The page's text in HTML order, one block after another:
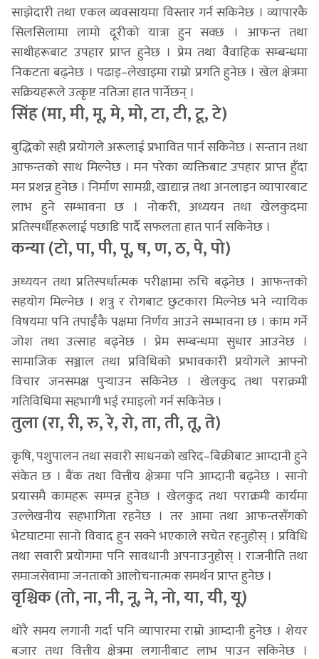
साझेदारी तथा एकल व्यवसायमा विस्तार गर्न सकिनेछ । व्यापारकै
सिलसिलामा लामो दूरीको यात्रा हुन सक्छ । आफन्त तथा
साथीहरूबाट उपहार प्राप्त हुनेछ । प्रेम तथा वैवाहिक सम्बन्धमा
निकटता बढ्नेछ । पढाइ–लेखाइमा राम्रो प्रगति हुनेछ । खेल क्षेत्रमा
सक्रियहरूले उत्कृष्ट नतिजा हात पार्नेछन् ।
सिंह (मा, मी, मू, मे, मो, टा, टी, टू, टे)
बुद्धिको सही प्रयोगले अरूलाई प्रभावित पार्न सकिनेछ । सन्तान तथा
आफन्तको साथ मिल्नेछ । मन परेका व्यक्तिबाट उपहार प्राप्त हुँदा
मन प्रशन्न हुनेछ । निर्माण सामग्री, खाद्यान्न तथा अनलाइन व्यापारबाट
लाभ हुने सम्भावना छ । नोकरी, अध्ययन तथा खेलकुदमा
प्रतिस्पर्धीहरूलाई पछाडि पार्दै सफलता हात पार्न सकिनेछ ।
कन्या (टो, पा, पी, पू, ष, ण, ठ, पे, पो)
अध्ययन तथा प्रतिस्पर्धात्मक परीक्षामा रुचि बढ्नेछ । आफन्तको
सहयोग मिल्नेछ । शत्रु र रोगबाट छुटकारा मिल्नेछ भने न्यायिक
विषयमा पनि तपाईँकै पक्षमा निर्णय आउने सम्भावना छ । काम गर्ने
जोश तथा उत्साह बढ्नेछ । प्रेम सम्बन्धमा सुधार आउनेछ ।
सामाजिक सञ्जाल तथा प्रविधिको प्रभावकारी प्रयोगले आफ्नो
विचार जनसमक्ष पुर्‍याउन सकिनेछ । खेलकुद तथा पराक्रमी
गतिविधिमा सहभागी भई रमाइलो गर्न सकिनेछ ।
तुला (रा, री, रु, रे, रो, ता, ती, तू, ते)
कृषि, पशुपालन तथा सवारी साधनको खरिद–बिक्रीबाट आम्दानी हुने
संकेत छ । बैंक तथा वित्तीय क्षेत्रमा पनि आम्दानी बढ्नेछ । सानो
प्रयासमै कामहरू सम्पन्न हुनेछ । खेलकुद तथा पराक्रमी कार्यमा
उल्लेखनीय सहभागिता रहनेछ । तर आमा तथा आफन्तसँगको
भेटघाटमा सानो विवाद हुन सक्ने भएकाले सचेत रहनुहोस् । प्रविधि
तथा सवारी प्रयोगमा पनि सावधानी अपनाउनुहोस् । राजनीति तथा
समाजसेवामा जनताको आलोचनात्मक समर्थन प्राप्त हुनेछ ।
वृश्चिक (तो, ना, नी, नू, ने, नो, या, यी, यू)
थोरै समय लगानी गर्दा पनि व्यापारमा राम्रो आम्दानी हुनेछ । शेयर
बजार तथा वित्तीय क्षेत्रमा लगानीबाट लाभ पाउन सकिनेछ ।